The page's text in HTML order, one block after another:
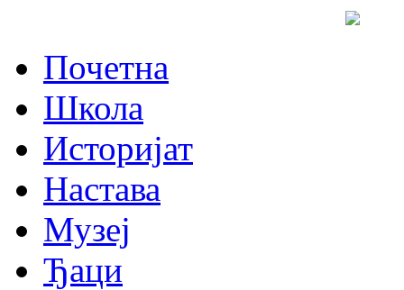
Почетна
Школа
Историјат
Настава
Музеј
Ђаци